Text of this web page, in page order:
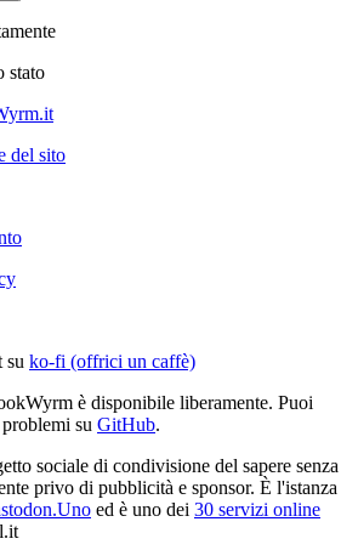
stato
del sito
su ko-fi (offrici un caffè)
è disponibile liberamente. Puoi
su GitHub.
sociale di condivisione del sapere senza
privo di pubblicità e sponsor. È l'istanza
ed è uno dei 30 servizi online